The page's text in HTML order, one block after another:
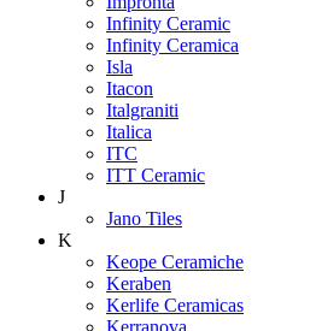
Infinity Ceramic
Infinity Ceramica
Isla
Itacon
Italgraniti
Italica
ITC
ITT Ceramic
J
Jano Tiles
K
Keope Ceramiche
Keraben
Kerlife Ceramicas
Kerranova